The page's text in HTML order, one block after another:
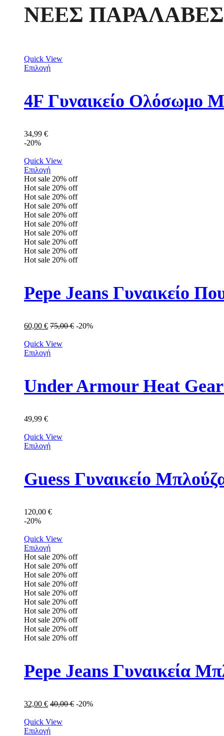
ΝΕΕΣ ΠΑΡΑΛΑΒΕΣ
Quick View
Επιλογή
4F Γυναικείο Ολόσωμο
34,99 €
-20%
Quick View
Επιλογή
Hot sale 20% off
Hot sale 20% off
Hot sale 20% off
Hot sale 20% off
Hot sale 20% off
Hot sale 20% off
Hot sale 20% off
Hot sale 20% off
Hot sale 20% off
Hot sale 20% off
Pepe Jeans Γυναικείο
60,00 € 75,00€ -20%
Quick View
Επιλογή
Under Armour Heat
49,99 €
Quick View
Επιλογή
Guess Γυναικείο
120,00 €
-20%
Quick View
Επιλογή
Hot sale 20% off
Hot sale 20% off
Hot sale 20% off
Hot sale 20% off
Hot sale 20% off
Hot sale 20% off
Hot sale 20% off
Hot sale 20% off
Hot sale 20% off
Hot sale 20% off
Pepe Jeans Γυναικεία
32,00 € 40,00€ -20%
Quick View
Επιλογή